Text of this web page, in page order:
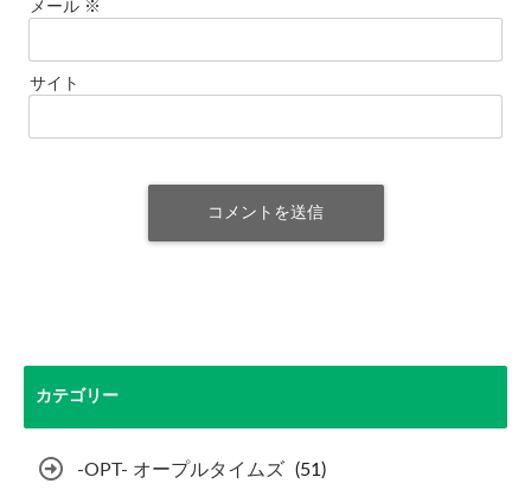
メール ※
サイト
カテゴリー
-OPT- オープルタイムズ (51)